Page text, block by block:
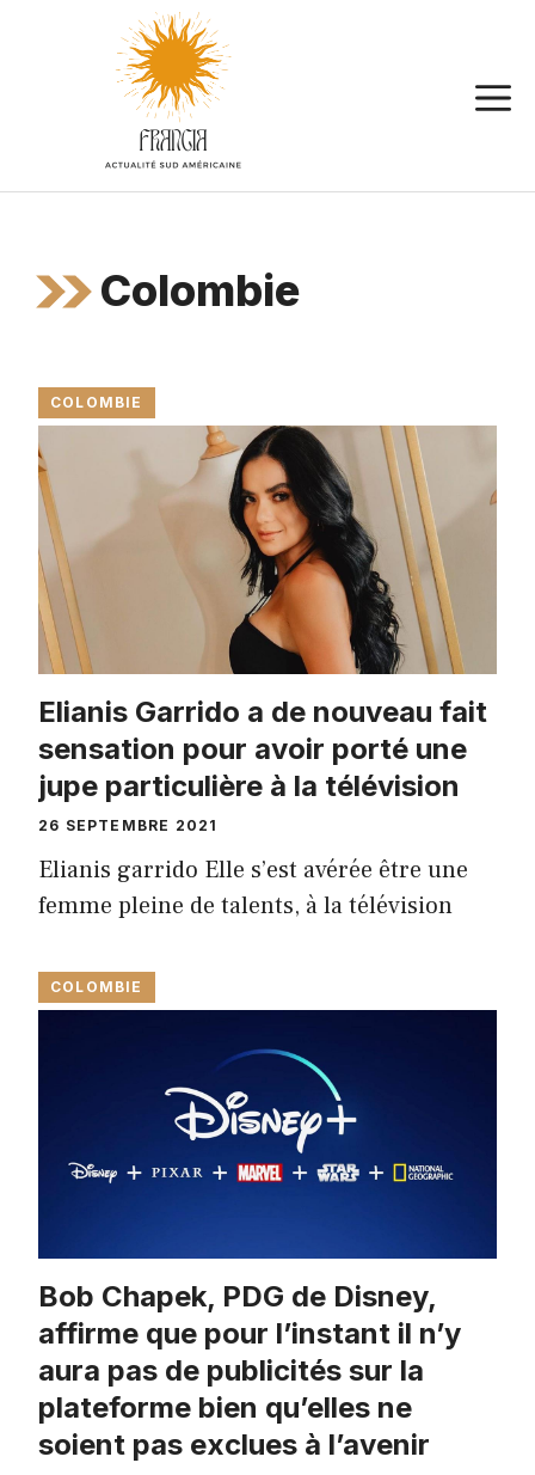
Colombie
COLOMBIE
Elianis Garrido a de nouveau fait
sensation pour avoir porté une
jupe particulière à la télévision
26 SEPTEMBRE 2021
Elianis garrido Elle s’est avérée être une
femme pleine de talents, à la télévision
COLOMBIE
Bob Chapek, PDG de Disney,
affirme que pour l’instant il n’y
aura pas de publicités sur la
plateforme bien qu’elles ne
soient pas exclues à l’avenir